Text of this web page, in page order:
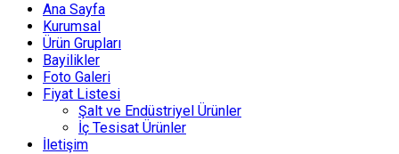
Ana Sayfa
Kurumsal
Ürün Grupları
Bayilikler
Foto Galeri
Fiyat Listesi
Şalt ve Endüstriyel Ürünler
İç Tesisat Ürünler
İletişim